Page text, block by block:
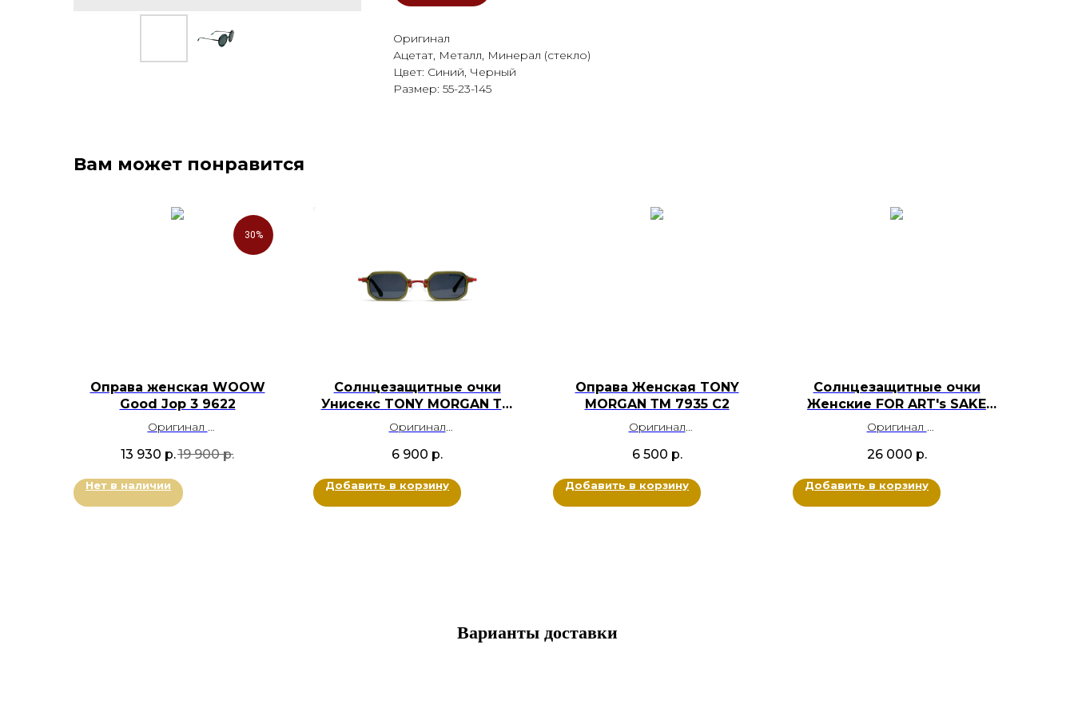
Оригинал
Ацетат, Металл, Минерал (стекло)
Цвет: Синий, Черный
Размер: 55-23-145
Вам может понравится
30%
Оправа женская WOOW
Good Jop 3 9622
Оригинал
Цвет: Мятный, Коричневый,
Лимонный
Размер: 51-17-137
13 930 р.19 900 р.
Нет в наличии
Солнцезащитные очки
Унисекс TONY MORGAN ТМ
9031 С3
Оригинал
Цвет: Зеленый, Красный
Размер: 45-27-145
6 900 р.
Добавить в корзину
Оправа Женская TONY
MORGAN ТМ 7935 С2
Оригинал
Цвет: Карамельный прозрачный,
Бежевый, Белый
Размер: 53-16-145
6 500 р.
Добавить в корзину
Солнцезащитные очки
Женские FOR ART's SAKE
Leaf II SF061GD JS5
Оригинал
Цвет: Золотой
Размер: 53-21-145
26 000 р.
Добавить в корзину
Варианты доставки